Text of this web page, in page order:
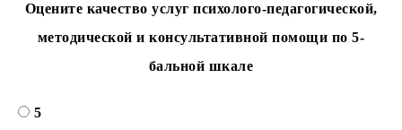
Оцените качество услуг психолого-педагогической,
методической и консультативной помощи по 5-
бальной шкале
5